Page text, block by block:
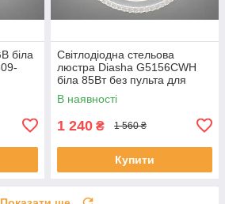
біла
Світлодіодна стельова
люстра Diasha G5156CWH
біла 85Вт без пульта для
вітальні WG5156/C WH
В наявності
1 240 ₴ 1 560 ₴
Купити